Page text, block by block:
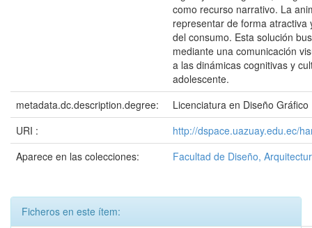
como recurso narrativo. La
representar de forma atractiva
del consumo. Esta solución
mediante una comunicación
a las dinámicas cognitivas y
adolescente.
metadata.dc.description.degree:
Licenciatura en Diseño Gráfico
URI :
http://dspace.uazuay.edu.ec/
Aparece en las colecciones:
Facultad de Diseño,
Ficheros en este ítem: